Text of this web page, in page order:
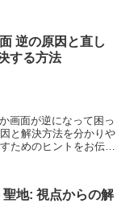
逆の原因と直し
する方法
画面が逆になって困っ
と解決方法を分かりや
ためのヒントをお伝え
聖地: 視点からの解